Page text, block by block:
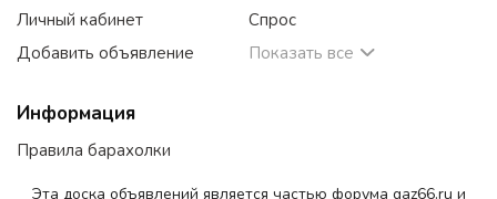
Личный кабинет
Добавить объявление
Спрос
Показать все
Информация
Правила барахолки
Эта доска объявлений является частью форума gaz66.ru и